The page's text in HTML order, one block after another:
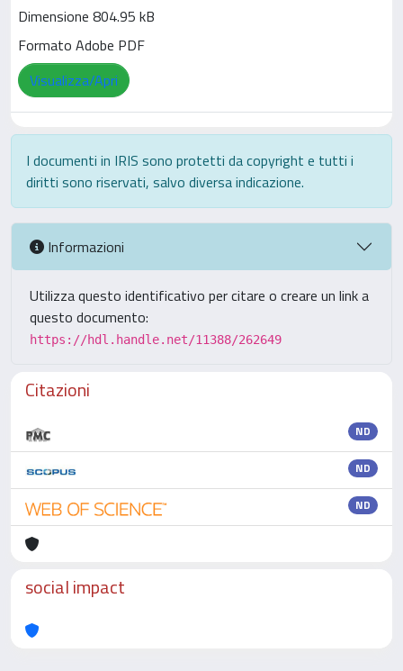
Dimensione 804.95 kB
Formato Adobe PDF
Visualizza/Apri
I documenti in IRIS sono protetti da copyright e tutti i
diritti sono riservati, salvo diversa indicazione.
Informazioni
Utilizza questo identificativo per citare o creare un link a
questo documento:
https://hdl.handle.net/11388/262649
Citazioni
ND
ND
ND
social impact